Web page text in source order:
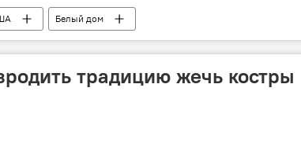
Белый дом
Израиль
традицию жечь костры